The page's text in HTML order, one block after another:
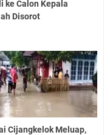
ke Calon Kepala
Disorot
Cijangkelok Meluap,